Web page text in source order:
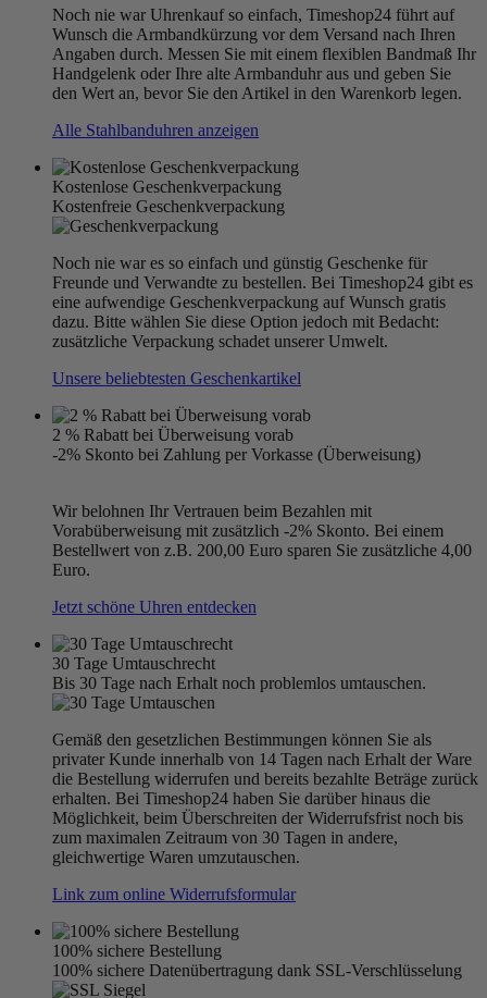
Noch nie war Uhrenkauf so einfach, Timeshop24 führt auf
Wunsch die Armbandkürzung vor dem Versand nach Ihren
Angaben durch. Messen Sie mit einem flexiblen Bandmaß Ihr
Handgelenk oder Ihre alte Armbanduhr aus und geben Sie
den Wert an, bevor Sie den Artikel in den Warenkorb legen.
Alle Stahlbanduhren anzeigen
Kostenlose Geschenkverpackung
Kostenfreie Geschenkverpackung
Noch nie war es so einfach und günstig Geschenke für
Freunde und Verwandte zu bestellen. Bei Timeshop24 gibt es
eine aufwendige Geschenkverpackung auf Wunsch gratis
dazu. Bitte wählen Sie diese Option jedoch mit Bedacht:
zusätzliche Verpackung schadet unserer Umwelt.
Unsere beliebtesten Geschenkartikel
2 % Rabatt bei Überweisung vorab
-2% Skonto bei Zahlung per Vorkasse (Überweisung)
Wir belohnen Ihr Vertrauen beim Bezahlen mit
Vorabüberweisung mit zusätzlich -2% Skonto. Bei einem
Bestellwert von z.B. 200,00 Euro sparen Sie zusätzliche 4,00
Euro.
Jetzt schöne Uhren entdecken
30 Tage Umtauschrecht
Bis 30 Tage nach Erhalt noch problemlos umtauschen.
Gemäß den gesetzlichen Bestimmungen können Sie als
privater Kunde innerhalb von 14 Tagen nach Erhalt der Ware
die Bestellung widerrufen und bereits bezahlte Beträge zurück
erhalten. Bei Timeshop24 haben Sie darüber hinaus die
Möglichkeit, beim Überschreiten der Widerrufsfrist noch bis
zum maximalen Zeitraum von 30 Tagen in andere,
gleichwertige Waren umzutauschen.
Link zum online Widerrufsformular
100% sichere Bestellung
100% sichere Datenübertragung dank SSL-Verschlüsselung